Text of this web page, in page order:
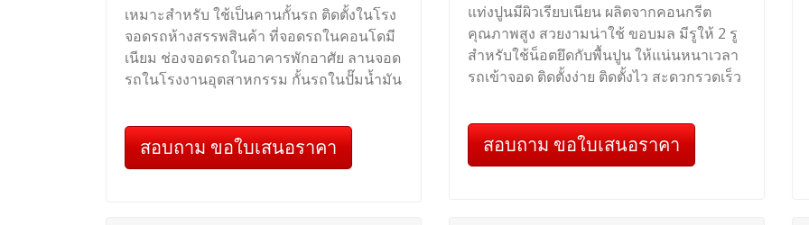
เหมาะสำหรับ ใช้เป็นคานกั้นรถ ติดตั้งในโรง
จอดรถห้างสรรพสินค้า ที่จอดรถในคอนโดมี
เนียม ช่องจอดรถในอาคารพักอาศัย ลานจอด
รถในโรงงานอุตสาหกรรม กั้นรถในปั๊มน้ำมัน
สอบถาม ขอใบเสนอราคา
แท่งปูนมีผิวเรียบเนียน ผลิตจากคอนกรีต
คุณภาพสูง สวยงามน่าใช้ ขอบมล มีรูให้ 2 รู
สำหรับใช้น็อตยึดกับพื้นปูน ให้แน่นหนาเวลา
รถเข้าจอด ติดตั้งง่าย ติดตั้งไว สะดวกรวดเร็ว
สอบถาม ขอใบเสนอราคา